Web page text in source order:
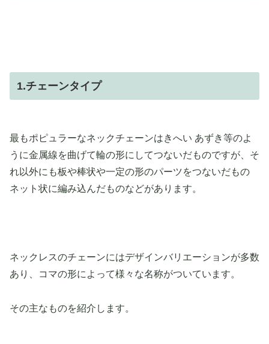
1.チェーンタイプ
最もポピュラーなネックチェーンはきへい あずき等のよ
うに金属線を曲げて輪の形にしてつないだものですが、そ
れ以外にも板や棒状や一定の形のパーツをつないだもの
ネット状に編み込んだものなどがあります。
ネックレスのチェーンにはデザインバリエーションが多数
あり、コマの形によって様々な名称がついています。
その主なものを紹介します。